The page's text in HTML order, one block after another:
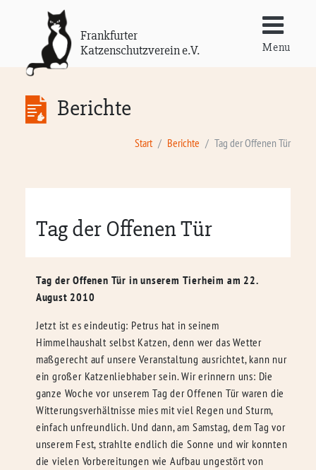
Frankfurter
Katzenschutzverein e.V.
Menu
Berichte
Start Berichte Tag der Offenen Tür
Tag der Offenen Tür
Tag der Offenen Tür in unserem Tierheim am 22.
August 2010
Jetzt ist es eindeutig: Petrus hat in seinem
Himmelhaushalt selbst Katzen, denn wer das Wetter
maßgerecht auf unsere Veranstaltung ausrichtet, kann nur
ein großer Katzenliebhaber sein. Wir erinnern uns: Die
ganze Woche vor unserem Tag der Offenen Tür waren die
Witterungsverhältnisse mies mit viel Regen und Sturm,
einfach unfreundlich. Und dann, am Samstag, dem Tag vor
unserem Fest, strahlte endlich die Sonne und wir konnten
die vielen Vorbereitungen wie Aufbau ungestört von